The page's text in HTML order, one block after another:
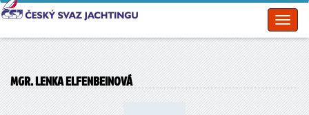
MGR. LENKA ELFENBEINOVÁ